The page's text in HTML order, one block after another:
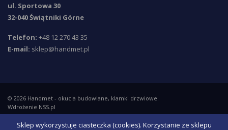
ul. Sportowa 30
32-040 Świątniki Górne
Telefon: +48 12 270 43 35
E-mail: sklep@handmet.pl
© 2026 Handmet - okucia budowlane, klamki drzwiowe.
Wdrożenie NSS.pl
Sklep wykorzystuje ciasteczka (cookies). Korzystanie ze sklepu